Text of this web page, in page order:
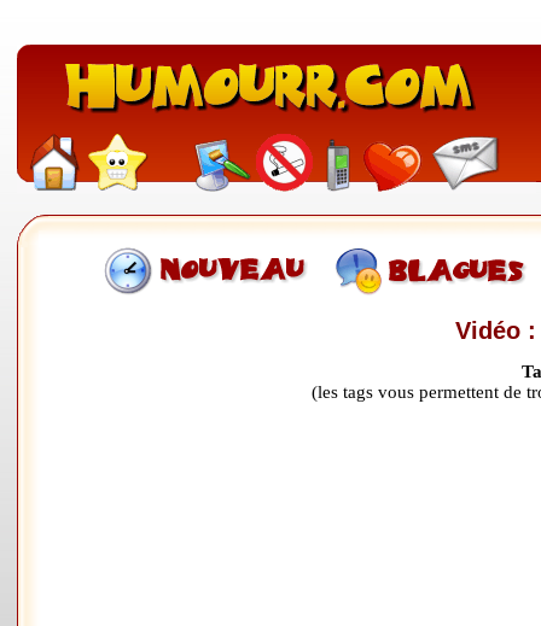
Vidéo
(les tags vous permettent de